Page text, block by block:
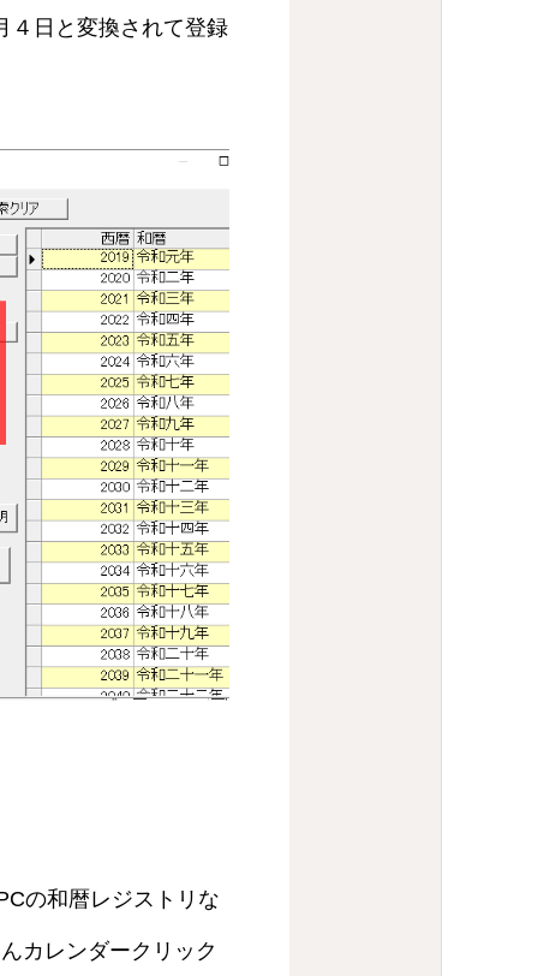
日と変換されて登録
の和暦レジストリな
カレンダークリック